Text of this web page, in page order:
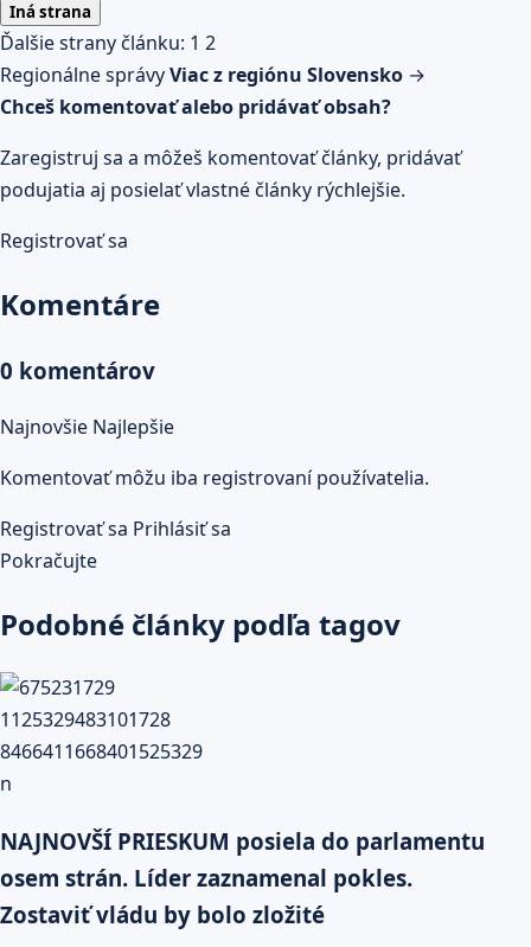
Iná strana
Ďalšie strany článku: 1 2
Regionálne správyViac z regiónu Slovensko →
Chceš komentovať alebo pridávať obsah?
Zaregistruj sa a môžeš komentovať články, pridávať
podujatia aj posielať vlastné články rýchlejšie.
Registrovať sa
Komentáre
0 komentárov
Najnovšie Najlepšie
Komentovať môžu iba registrovaní používatelia.
Registrovať sa Prihlásiť sa
Pokračujte
Podobné články podľa tagov
NAJNOVŠÍ PRIESKUM posiela do parlamentu
osem strán. Líder zaznamenal pokles.
Zostaviť vládu by bolo zložité